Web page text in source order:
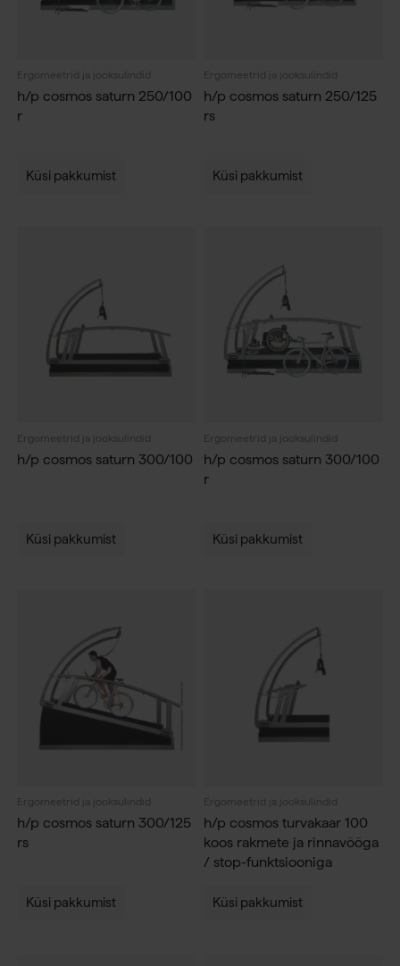
Ergomeetrid ja jooksulindid
h/p cosmos saturn 250/100
r
Küsi pakkumist
Ergomeetrid ja jooksulindid
h/p cosmos saturn 250/125
rs
Küsi pakkumist
Ergomeetrid ja jooksulindid
h/p cosmos saturn 300/100
Küsi pakkumist
Ergomeetrid ja jooksulindid
h/p cosmos saturn 300/100
r
Küsi pakkumist
Ergomeetrid ja jooksulindid
h/p cosmos saturn 300/125
rs
Küsi pakkumist
Ergomeetrid ja jooksulindid
h/p cosmos turvakaar 100
koos rakmete ja rinnavööga
/ stop-funktsiooniga
Küsi pakkumist